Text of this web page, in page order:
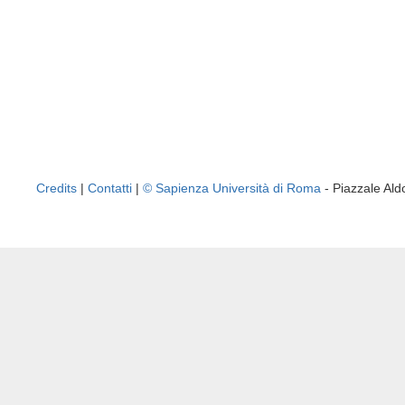
Credits | Contatti | © Sapienza Università di Roma - Piazzale